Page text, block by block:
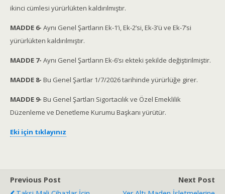
ikinci cümlesi yürürlükten kaldırılmıştır.
MADDE 6- Aynı Genel Şartların Ek-1’i, Ek-2’si, Ek-3’ü ve Ek-7’si
yürürlükten kaldırılmıştır.
MADDE 7- Aynı Genel Şartların Ek-6’sı ekteki şekilde değiştirilmiştir.
MADDE 8- Bu Genel Şartlar 1/7/2026 tarihinde yürürlüğe girer.
MADDE 9- Bu Genel Şartları Sigortacılık ve Özel Emeklilik
Düzenleme ve Denetleme Kurumu Başkanı yürütür.
Eki için tıklayınız
Previous Post
Next Post